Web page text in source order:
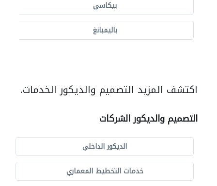
بيكاسي
باليمبانغ
اكتشف المزيد التصميم والديكور الخدمات.
التصميم والديكور الشركات
الديكور الداخلي
خدمات التخطيط المعماري